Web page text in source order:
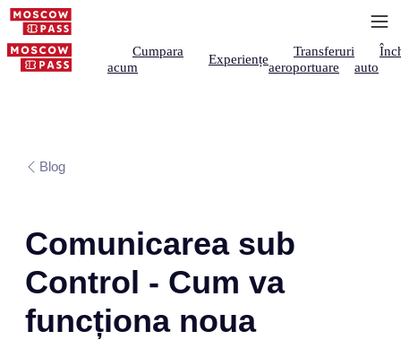
Cumpara
acum
Experiențe
Transferuri
aeroportuare
auto
Blog
Comunicarea sub
Control - Cum va
funcționa noua